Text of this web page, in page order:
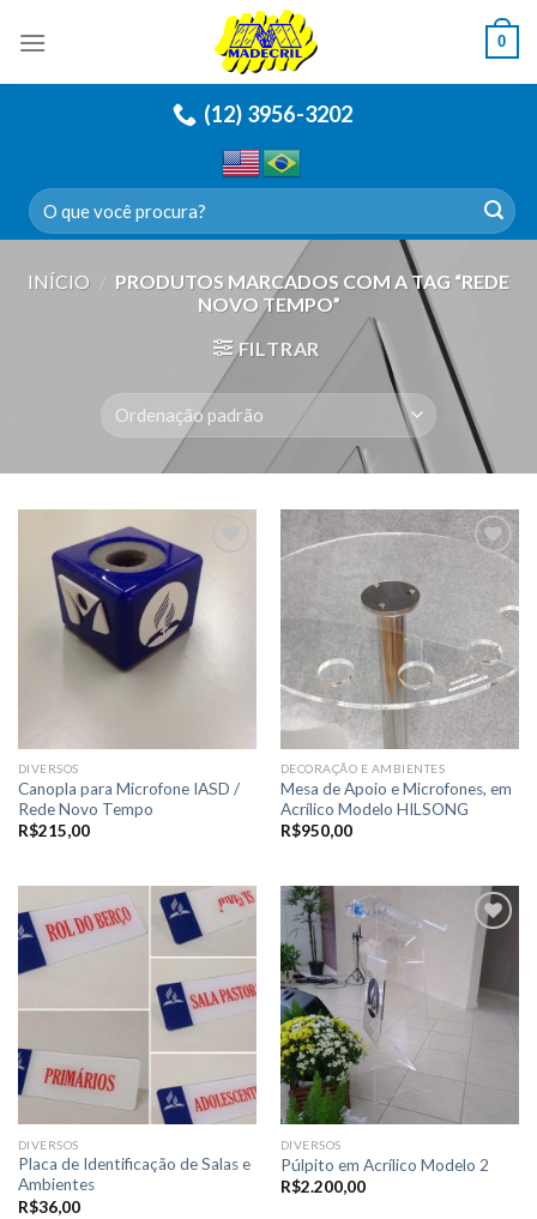
0
(12) 3956-3202
Pesquisar
por:
INÍCIO / PRODUTOS MARCADOS COM A TAG “REDE
NOVO TEMPO”
FILTRAR
Adicionar
a lista de
desejos
DIVERSOS
Canopla para Microfone IASD /
Rede Novo Tempo
R$215,00
Adicionar
a lista de
desejos
DECORAÇÃO E AMBIENTES
Mesa de Apoio e Microfones, em
Acrílico Modelo HILSONG
R$950,00
Adicionar
a lista de
desejos
DIVERSOS
Placa de Identificação de Salas e
Ambientes
R$36,00
Adicionar
a lista de
DIVERSOS
Púlpito em Acrílico Modelo 2
R$2.200,00